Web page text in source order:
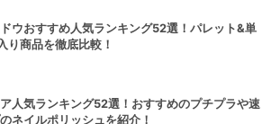
ウおすすめ人気ランキング52選！パレット&単
り商品を徹底比較！
人気ランキング52選！おすすめのプチプラや速
ネイルポリッシュを紹介！